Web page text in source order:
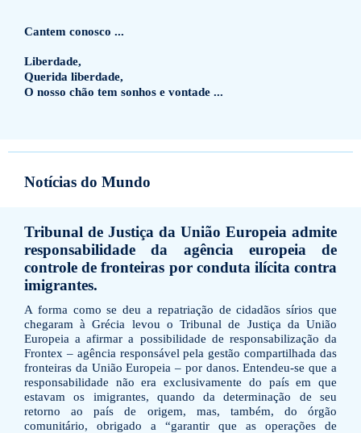
Cantem conosco ...
Liberdade,
Querida liberdade,
O nosso chão tem sonhos e vontade ...
Notícias do Mundo
Tribunal de Justiça da União Europeia admite
responsabilidade da agência europeia de
controle de fronteiras por conduta ilícita contra
imigrantes.
A forma como se deu a repatriação de cidadãos sírios que
chegaram à Grécia levou o Tribunal de Justiça da União
Europeia a afirmar a possibilidade de responsabilização da
Frontex – agência responsável pela gestão compartilhada das
fronteiras da União Europeia – por danos. Entendeu-se que a
responsabilidade não era exclusivamente do país em que
estavam os imigrantes, quando da determinação de seu
retorno ao país de origem, mas, também, do órgão
comunitário, obrigado a “garantir que as operações de